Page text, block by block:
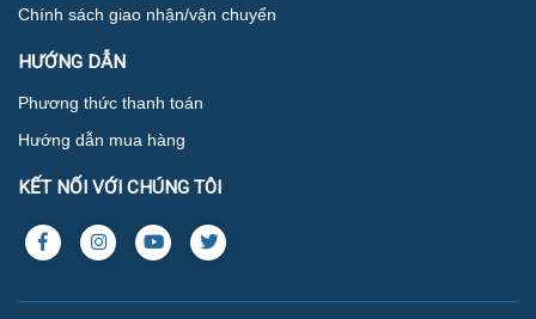
Chính sách giao nhận/vận chuyển
HƯỚNG DẪN
Phương thức thanh toán
Hướng dẫn mua hàng
KẾT NỐI VỚI CHÚNG TÔI